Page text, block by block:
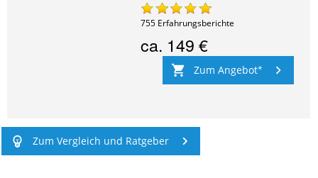
755 Erfahrungsberichte
ca. 149 €
Zum Angebot
Zum Vergleich und Ratgeber